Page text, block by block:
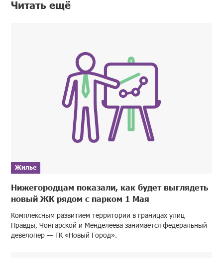
Читать ещё
Жилье
Нижегородцам показали, как будет выглядеть
новый ЖК рядом с парком 1 Мая
Комплексным развитием территории в границах улиц
Правды, Чонгарской и Менделеева занимается федеральный
девелопер — ГК «Новый Город».